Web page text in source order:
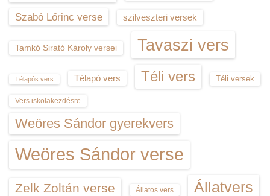
Szabó Lőrinc verse szilveszteri versek
Tamkó Sirató Károly versei Tavaszi vers
Télapós vers Télapó vers Téli vers Téli versek
Vers iskolakezdésre
Weöres Sándor gyerekvers
Weöres Sándor verse
Zelk Zoltán verse Állatos vers Állatvers